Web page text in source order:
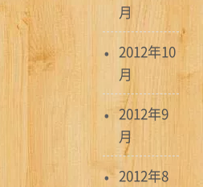
月
2012年10
月
2012年9
月
2012年8